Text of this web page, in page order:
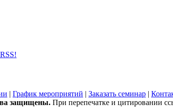
| График мероприятий | Заказать семинар |
защищены. При перепечатке и цитировании